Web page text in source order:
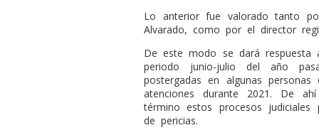
Lo anterior fue valorado tanto
Alvarado, como por el director
De este modo se dará respuesta
periodo junio-julio del año
postergadas en algunas
atenciones durante 2021. De
término estos procesos
de pericias.